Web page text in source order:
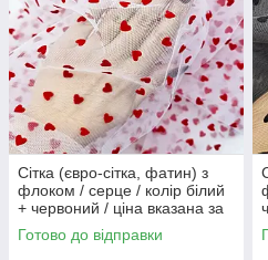
Сітка (євро-сітка, фатин) з
флоком / серце / колір білий
+ червоний / ціна вказана за
0,5 метра сітки
Готово до відправки